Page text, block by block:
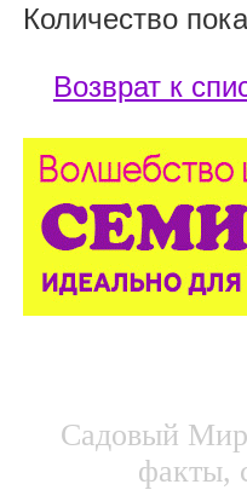
Количество
Возврат к
Садовый
факты,